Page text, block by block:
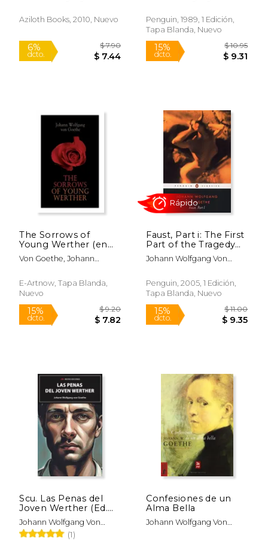
Aziloth Books, 2010, Nuevo
dcto.
Penguin, 1989, 1 Edición,
Tapa Blanda, Nuevo
dcto.
The Sorrows of
Young Werther (en
Inglés)
Von Goethe, Johann
E-Artnow, Tapa Blanda,
Nuevo
Faust, Part i: The First
Part of the Tragedy
pt. 1 (en Inglés)
Johann Wolfgang Von
Penguin, 2005, 1 Edición,
Tapa Blanda, Nuevo
Scu. Las Penas del
Joven Werther (Ed.
Integra)
Johann Wolfgang Von
Goethe
(1)
Confesiones de un
Alma Bella
Johann Wolfgang Von